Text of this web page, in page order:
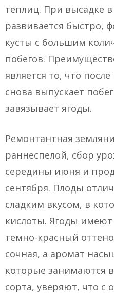
теплиц. При высадке в
развивается быстро,
кусты с большим
побегов.
является то, что
снова выпускает
завязывает ягоды.
Ремонтантная
раннеспелой, сбор
середины июня и
сентября. Плоды
сладким вкусом, в
кислоты. Ягоды
темно-красный
сочная, а аромат
которые занимаются
сорта, уверяют, что с